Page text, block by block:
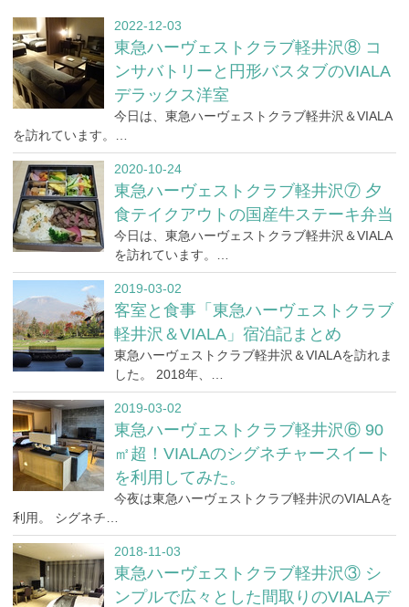
2022-12-03
東急ハーヴェストクラブ軽井沢⑧ コ
ンサバトリーと円形バスタブのVIALA
デラックス洋室
今日は、東急ハーヴェストクラブ軽井沢＆VIALA
を訪れています。…
2020-10-24
東急ハーヴェストクラブ軽井沢⑦ 夕
食テイクアウトの国産牛ステーキ弁当
今日は、東急ハーヴェストクラブ軽井沢＆VIALA
を訪れています。…
2019-03-02
客室と食事「東急ハーヴェストクラブ
軽井沢＆VIALA」宿泊記まとめ
東急ハーヴェストクラブ軽井沢＆VIALAを訪れま
した。 2018年、…
2019-03-02
東急ハーヴェストクラブ軽井沢⑥ 90
㎡超！VIALAのシグネチャースイート
を利用してみた。
今夜は東急ハーヴェストクラブ軽井沢のVIALAを
利用。 シグネチ…
2018-11-03
東急ハーヴェストクラブ軽井沢③ シ
ンプルで広々とした間取りのVIALAデ